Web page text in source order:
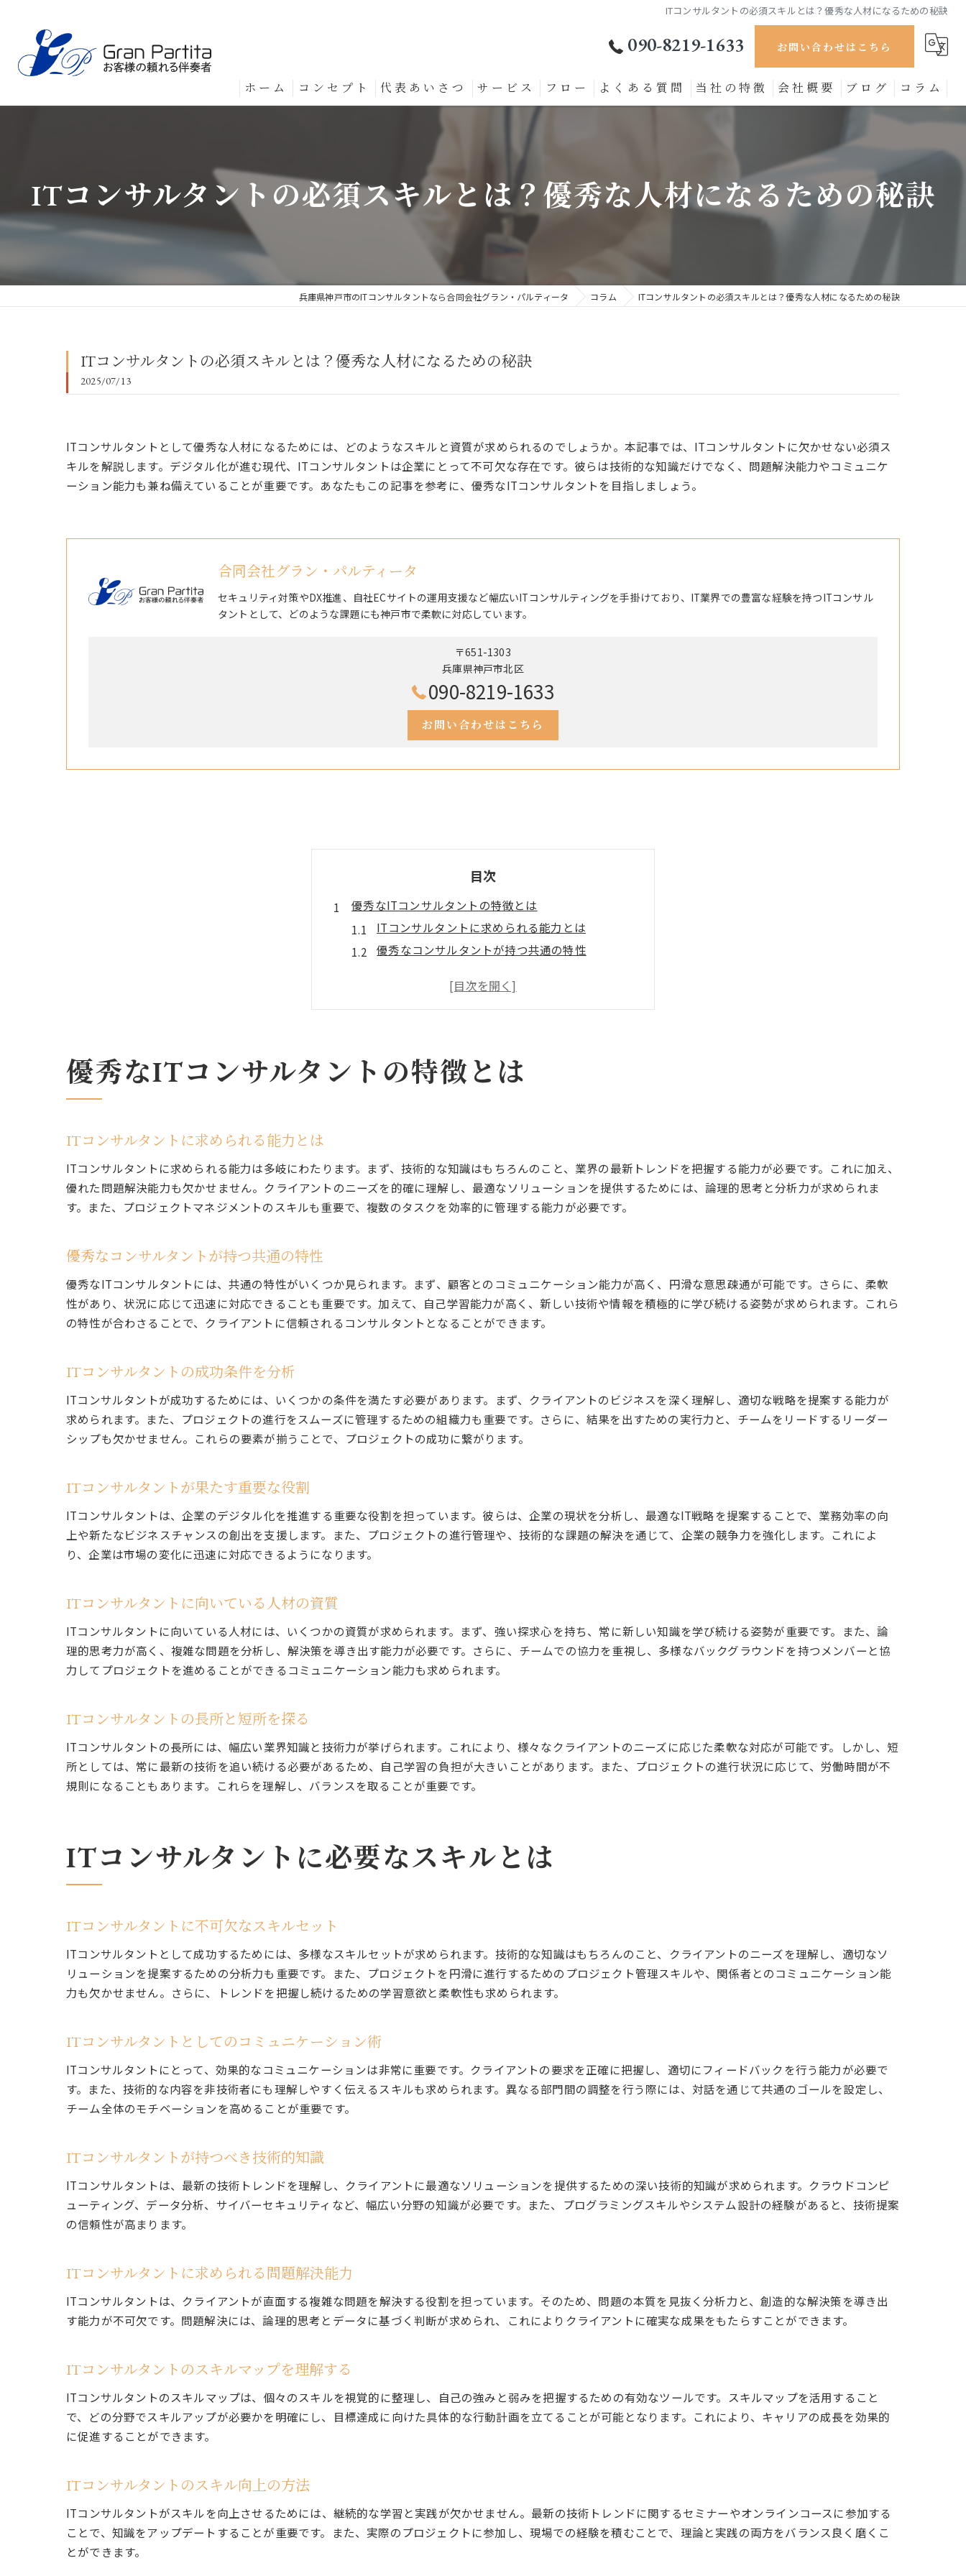
ITコンサルタントの必須スキルとは？優秀な人材になるための秘訣
090-8219-1633 お問い合わせはこちら
ホーム コンセプト 代表あいさつ サービス フロー よくある質問 当社の特徴
ECサイト
会社概要 ブログ コラム
ITコンサルタントの必須スキルとは？優秀な人材になるための秘訣
兵庫県神戸市のITコンサルタントなら合同会社グラン・パルティータ コラム ITコンサルタントの必須スキルとは？優秀な人材になるための秘訣
ITコンサルタントの必須スキルとは？優秀な人材になるための秘訣
2025/07/13
ITコンサルタントとして優秀な人材になるためには、どのようなスキルと資質が求められるのでしょうか。本記事では、ITコンサルタントに欠かせない必須ス
キルを解説します。デジタル化が進む現代、ITコンサルタントは企業にとって不可欠な存在です。彼らは技術的な知識だけでなく、問題解決能力やコミュニケ
ーション能力も兼ね備えていることが重要です。あなたもこの記事を参考に、優秀なITコンサルタントを目指しましょう。
合同会社グラン・パルティータ
セキュリティ対策やDX推進、自社ECサイトの運用支援など幅広いITコンサルティングを手掛けており、IT業界での豊富な経験を持つITコンサル
タントとして、どのような課題にも神戸市で柔軟に対応しています。
〒651-1303
兵庫県神戸市北区
090-8219-1633
お問い合わせはこちら
目次
優秀なITコンサルタントの特徴とは
ITコンサルタントに求められる能力とは
優秀なコンサルタントが持つ共通の特性
ITコンサルタントが果たす重要な役割
ITコンサルタントに必要なスキルとは
ITコンサルタントに不可欠なスキルセット
ITコンサルタントのスキルマップを理解する
ITコンサルタントのスキル向上の方法
ITコンサルに向いている人の資質
ITコンサル向きの問題解決志向
向いている人の自己学習の重要性
ITコンサルタントに求められる柔軟性
ITコンサルタントの基本スキルとは
ITコンサルタントが必要とする専門知識
スキルマップで見るITコンサルタントの役割
ITコンサルタントスキルの自己分析法
ITコンサルタントとSIerの違いを知る
ITコンサルとSIerのキャリアパスの違い
ITコンサルタントが持つべき視点
ITコンサルタントのスキル達成目標
スキルマップによる自己評価の方法
ITコンサルタントのスキル開発戦略
優秀なITコンサルタントの条件
優秀なITコンサルタントの条件を探る
優秀なITコンサルタントの成功事例
ITコンサルタントのキャリア成功の鍵
ITコンサルタントが果たす役割とは
企業改革におけるITコンサルタントの貢献
ITコンサルタントのプロジェクト推進力
ITコンサルタントがもたらす価値とは
優秀なITコンサルタントの特徴とは
ITコンサルタントに求められる能力とは
ITコンサルタントに求められる能力は多岐にわたります。まず、技術的な知識はもちろんのこと、業界の最新トレンドを把握する能力が必要です。これに加え、
優れた問題解決能力も欠かせません。クライアントのニーズを的確に理解し、最適なソリューションを提供するためには、論理的思考と分析力が求められま
す。また、プロジェクトマネジメントのスキルも重要で、複数のタスクを効率的に管理する能力が必要です。
優秀なコンサルタントが持つ共通の特性
優秀なITコンサルタントには、共通の特性がいくつか見られます。まず、顧客とのコミュニケーション能力が高く、円滑な意思疎通が可能です。さらに、柔軟
性があり、状況に応じて迅速に対応できることも重要です。加えて、自己学習能力が高く、新しい技術や情報を積極的に学び続ける姿勢が求められます。これら
の特性が合わさることで、クライアントに信頼されるコンサルタントとなることができます。
ITコンサルタントの成功条件を分析
ITコンサルタントが成功するためには、いくつかの条件を満たす必要があります。まず、クライアントのビジネスを深く理解し、適切な戦略を提案する能力が
求められます。また、プロジェクトの進行をスムーズに管理するための組織力も重要です。さらに、結果を出すための実行力と、チームをリードするリーダー
シップも欠かせません。これらの要素が揃うことで、プロジェクトの成功に繋がります。
ITコンサルタントが果たす重要な役割
ITコンサルタントは、企業のデジタル化を推進する重要な役割を担っています。彼らは、企業の現状を分析し、最適なIT戦略を提案することで、業務効率の向
上や新たなビジネスチャンスの創出を支援します。また、プロジェクトの進行管理や、技術的な課題の解決を通じて、企業の競争力を強化します。これによ
り、企業は市場の変化に迅速に対応できるようになります。
ITコンサルタントに向いている人材の資質
ITコンサルタントに向いている人材には、いくつかの資質が求められます。まず、強い探求心を持ち、常に新しい知識を学び続ける姿勢が重要です。また、論
理的思考力が高く、複雑な問題を分析し、解決策を導き出す能力が必要です。さらに、チームでの協力を重視し、多様なバックグラウンドを持つメンバーと協
力してプロジェクトを進めることができるコミュニケーション能力も求められます。
ITコンサルタントの長所と短所を探る
ITコンサルタントの長所には、幅広い業界知識と技術力が挙げられます。これにより、様々なクライアントのニーズに応じた柔軟な対応が可能です。しかし、短
所としては、常に最新の技術を追い続ける必要があるため、自己学習の負担が大きいことがあります。また、プロジェクトの進行状況に応じて、労働時間が不
規則になることもあります。これらを理解し、バランスを取ることが重要です。
ITコンサルタントに必要なスキルとは
ITコンサルタントに不可欠なスキルセット
ITコンサルタントとして成功するためには、多様なスキルセットが求められます。技術的な知識はもちろんのこと、クライアントのニーズを理解し、適切なソ
リューションを提案するための分析力も重要です。また、プロジェクトを円滑に進行するためのプロジェクト管理スキルや、関係者とのコミュニケーション能
力も欠かせません。さらに、トレンドを把握し続けるための学習意欲と柔軟性も求められます。
ITコンサルタントとしてのコミュニケーション術
ITコンサルタントにとって、効果的なコミュニケーションは非常に重要です。クライアントの要求を正確に把握し、適切にフィードバックを行う能力が必要で
す。また、技術的な内容を非技術者にも理解しやすく伝えるスキルも求められます。異なる部門間の調整を行う際には、対話を通じて共通のゴールを設定し、
チーム全体のモチベーションを高めることが重要です。
ITコンサルタントが持つべき技術的知識
ITコンサルタントは、最新の技術トレンドを理解し、クライアントに最適なソリューションを提供するための深い技術的知識が求められます。クラウドコンピ
ューティング、データ分析、サイバーセキュリティなど、幅広い分野の知識が必要です。また、プログラミングスキルやシステム設計の経験があると、技術提案
の信頼性が高まります。
ITコンサルタントに求められる問題解決能力
ITコンサルタントは、クライアントが直面する複雑な問題を解決する役割を担っています。そのため、問題の本質を見抜く分析力と、創造的な解決策を導き出
す能力が不可欠です。問題解決には、論理的思考とデータに基づく判断が求められ、これによりクライアントに確実な成果をもたらすことができます。
ITコンサルタントのスキルマップを理解する
ITコンサルタントのスキルマップは、個々のスキルを視覚的に整理し、自己の強みと弱みを把握するための有効なツールです。スキルマップを活用すること
で、どの分野でスキルアップが必要かを明確にし、目標達成に向けた具体的な行動計画を立てることが可能となります。これにより、キャリアの成長を効果的
に促進することができます。
ITコンサルタントのスキル向上の方法
ITコンサルタントがスキルを向上させるためには、継続的な学習と実践が欠かせません。最新の技術トレンドに関するセミナーやオンラインコースに参加する
ことで、知識をアップデートすることが重要です。また、実際のプロジェクトに参加し、現場での経験を積むことで、理論と実践の両方をバランス良く磨くこ
とができます。